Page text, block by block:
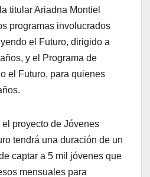
titular Ariadna Montiel
programas involucrados
el Futuro, dirigido a
y el Programa de
el Futuro, para quienes
proyecto de Jóvenes
tendrá una duración de un
captar a 5 mil jóvenes que
mensuales para